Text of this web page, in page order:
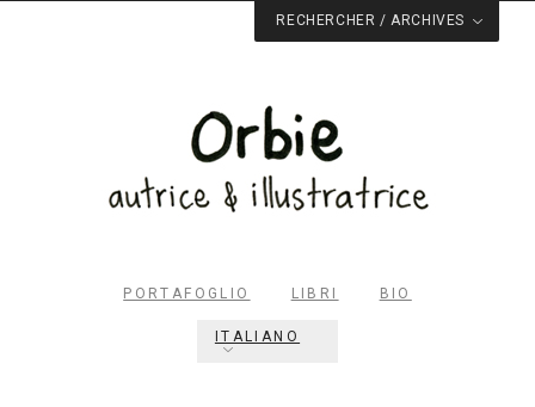
RECHERCHER / ARCHIVES
PORTAFOGLIO LIBRI BIO
ITALIANO